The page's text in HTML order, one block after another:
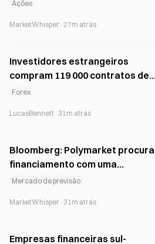
Ações
MarketWhisper · 27m atrás
Investidores estrangeiros
compram 119 000 contratos de
futuros de títulos do Tesouro sul-
janeiro
Forex
LucasBennett · 31m atrás
Bloomberg: Polymarket procura
financiamento com uma
valorização de 20 mil milhões de
milhões de dólares
Mercado de previsão
MarketWhisper · 31m atrás
Empresas financeiras sul-